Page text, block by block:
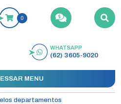
0
BUSCAR
WHATSAPP
(62) 3605-9020
MENU
departamentos